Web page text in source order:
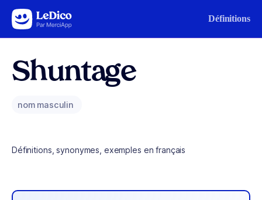
Aller au contenu Définitions
Shuntage
nom masculin
Définitions, synonymes, exemples en français